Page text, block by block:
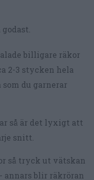
billigare räkor
2-3 stycken hela
du garnerar
så är det lyxigt att
snitt.
så tryck ut vätskan
blir räkröran